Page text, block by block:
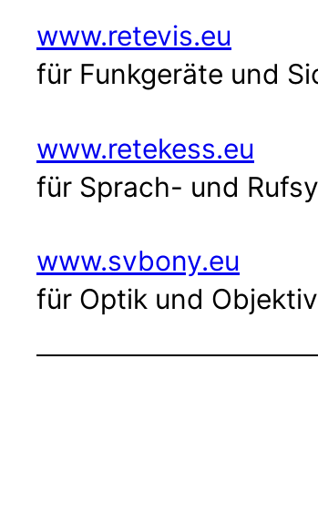
www.retevis.eu
für Funkgeräte und
www.retekess.eu
für Sprach- und
www.svbony.eu
für Optik und